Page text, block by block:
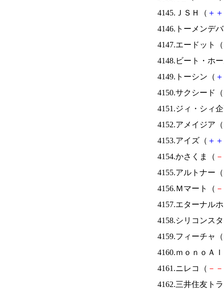
4145.ＪＳＨ（ ＋ ＋
4146.トーメンデ
4147.エードット（
4148.ビート・ホ
4149.トーシン（ ＋
4150.サクシード（
4151.ジィ・シィ
4152.アメイジア（
4153.アイズ（ ＋ ＋
4154.かさくま（ －
4155.アルトナー（
4156.Ｍマート（ －
4157.エターナル
4158.シリコンス
4159.フィーチャ（
4160.ｍｏｎｏＡ
4161.ニレコ（ － －
4162.三井住友ト